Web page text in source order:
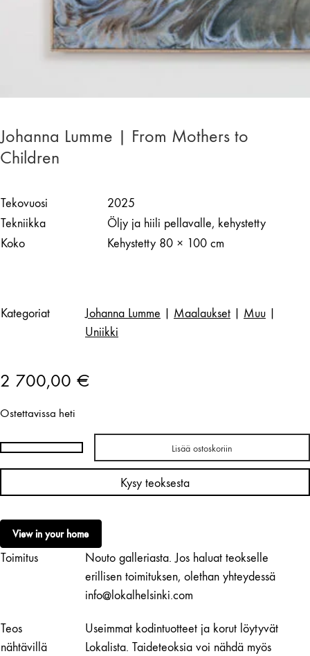
Johanna Lumme | From Mothers to
Children
Tekovuosi
2025
Tekniikka
Öljy ja hiili pellavalle, kehystetty
Koko
Kehystetty 80 × 100 cm
Kategoriat Johanna Lumme Maalaukset Muu
Uniikki
2 700,00 €
Ostettavissa heti
Johanna
Lumme
Mothers
Children
Lisää ostoskoriin
Kysy teoksesta
View in your home
Toimitus
Nouto galleriasta. Jos haluat teokselle
erillisen toimituksen, olethan yhteydessä
info@lokalhelsinki.com
Teos
nähtävillä
Useimmat kodintuotteet ja korut löytyvät
Lokalista. Taideteoksia voi nähdä myös